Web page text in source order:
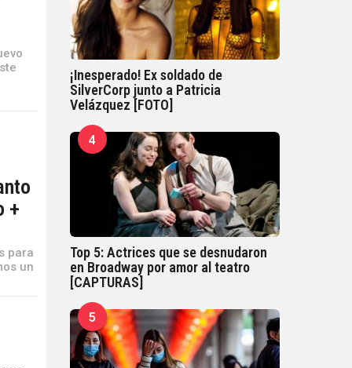
+
para
un
¡Inesperado! Ex soldado de
SilverCorp junto a Patricia
Velázquez [FOTO]
4
Top 5: Actrices que se desnudaron
en Broadway por amor al teatro
[CAPTURAS]
5